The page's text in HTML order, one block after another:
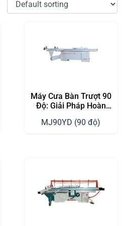
Máy Cưa Bàn Trượt 90
Độ: Giải Pháp Hoàn
Biến Gỗ
MJ90YD (90 độ)